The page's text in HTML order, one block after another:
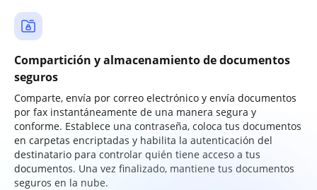
Compartición y almacenamiento de documentos
seguros
Comparte, envía por correo electrónico y envía documentos
por fax instantáneamente de una manera segura y
conforme. Establece una contraseña, coloca tus documentos
en carpetas encriptadas y habilita la autenticación del
destinatario para controlar quién tiene acceso a tus
documentos. Una vez finalizado, mantiene tus documentos
seguros en la nube.